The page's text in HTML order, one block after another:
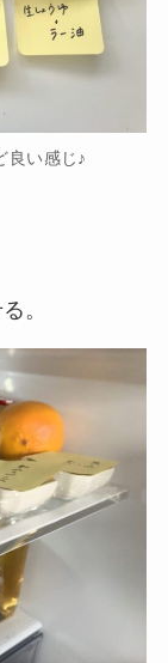
良い感じ♪
。